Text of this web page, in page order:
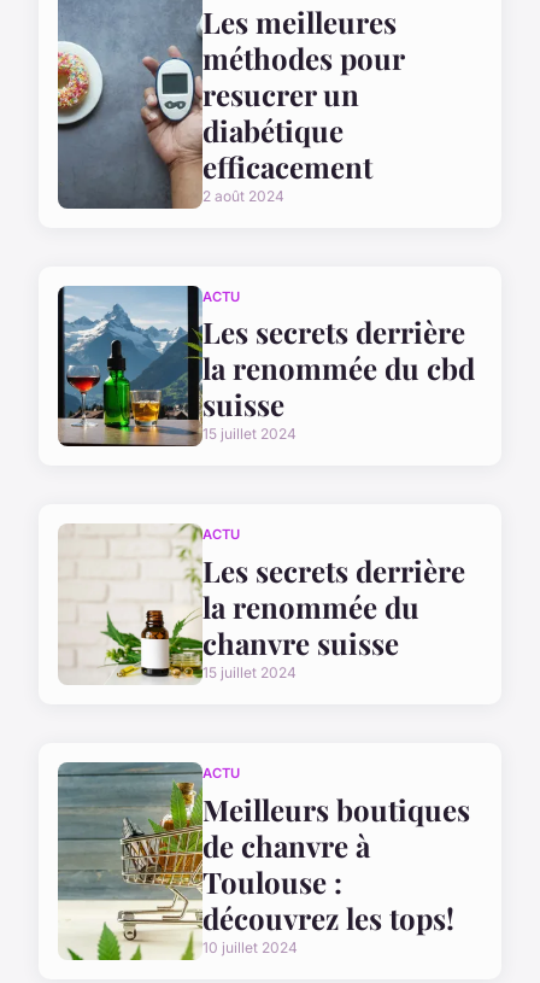
Les meilleures
méthodes pour
resucrer un
diabétique
efficacement
2 août 2024
ACTU
Les secrets derrière
la renommée du cbd
suisse
15 juillet 2024
ACTU
Les secrets derrière
la renommée du
chanvre suisse
15 juillet 2024
ACTU
Meilleurs boutiques
de chanvre à
Toulouse :
découvrez les tops!
10 juillet 2024